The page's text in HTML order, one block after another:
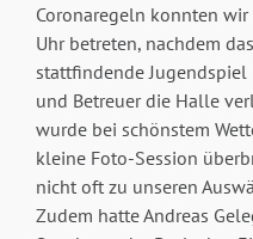
Coronaregeln konnten
Uhr betreten, nachdem
stattfindende
und Betreuer die Halle
wurde bei schönstem
kleine Foto-Session
nicht oft zu unseren
Zudem hatte Andreas